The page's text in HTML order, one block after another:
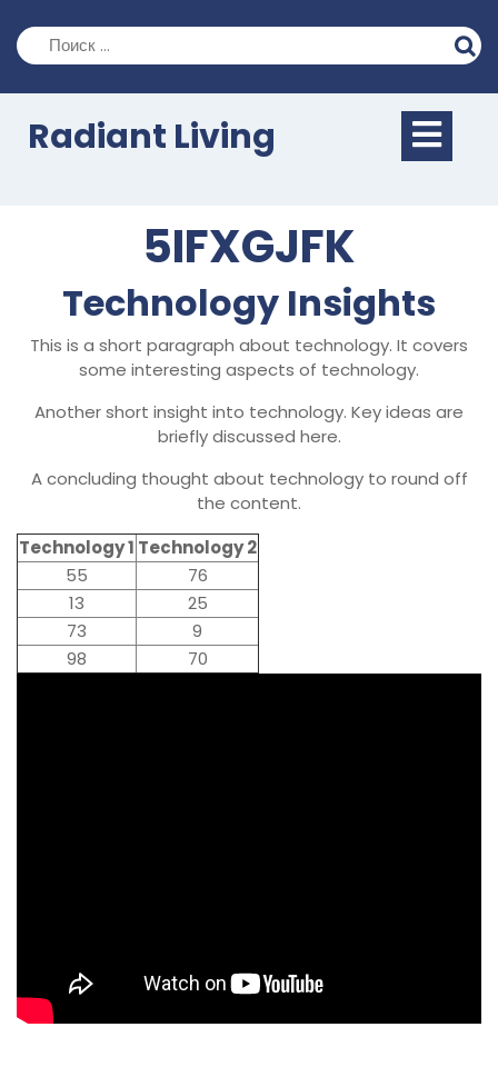
содержимому
Radiant Living
5IFXGJFK
Technology Insights
This is a short paragraph about technology. It covers
some interesting aspects of technology.
Another short insight into technology. Key ideas are
briefly discussed here.
A concluding thought about technology to round off
the content.
Technology 1 Technology 2
55
76
13
25
73
9
98
70